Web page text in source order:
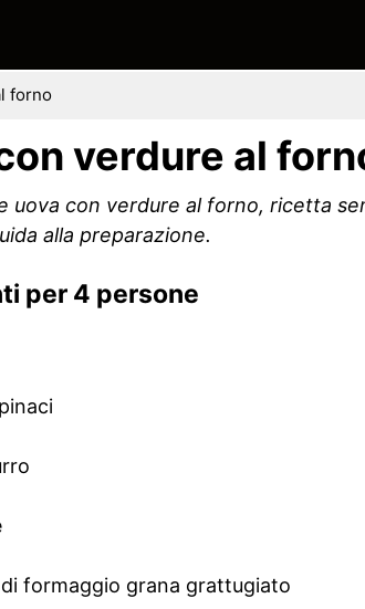
forno
verdure al
uova con verdure al forno, ricetta
alla preparazione.
per 4 persone
formaggio grana grattugiato